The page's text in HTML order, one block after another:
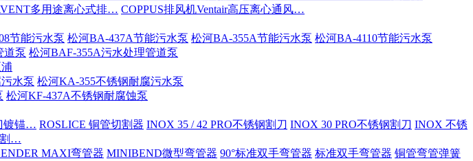
多用途离心式排… COPPUS排风机Ventair高压离心通风…
节能污水泵 松河BA-437A节能污水泵 松河BA-355A节能污水泵 松河BA-4110节能污水泵
道泵 松河BAF-355A污水处理管道泵
水泵 松河KA-355不锈钢耐腐污水泵
松河KF-437A不锈钢耐腐蚀泵
镀锚… ROSLICE 铜管切割器 INOX 35 / 42 PRO不锈钢割刀 INOX 30 PRO不锈钢割刀 INOX 不锈
割…
MAXI弯管器 MINIBEND微型弯管器 90°标准双手弯管器 标准双手弯管器 铜管弯管弹簧